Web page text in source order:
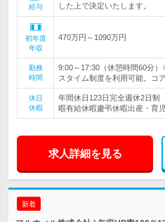
給与
した上で決定いたします。
初年度
年収
470万円～1090万円
勤務
時間
9:00～17:30（休憩時間60分
スタイム制度を利用可能。コ
休日
休暇
年間休日123日完全週休2日制
暇有給休暇慶弔休暇出産・育
求人詳細を見る
新着